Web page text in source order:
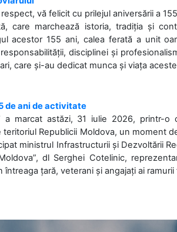
vă felicit cu prilejul aniversării a
care marchează istoria, tradiția și
acestor 155 ani, calea ferată a unit
disciplinei și
care și-au dedicat munca și viața
de ani de activitate
a marcat astăzi, 31 iulie 2026, printr-o
Republicii Moldova, un moment
ministrul Infrastructurii și Dezvoltării
dl Serghei Cotelinic,
țară, veterani și angajați ai ramurii